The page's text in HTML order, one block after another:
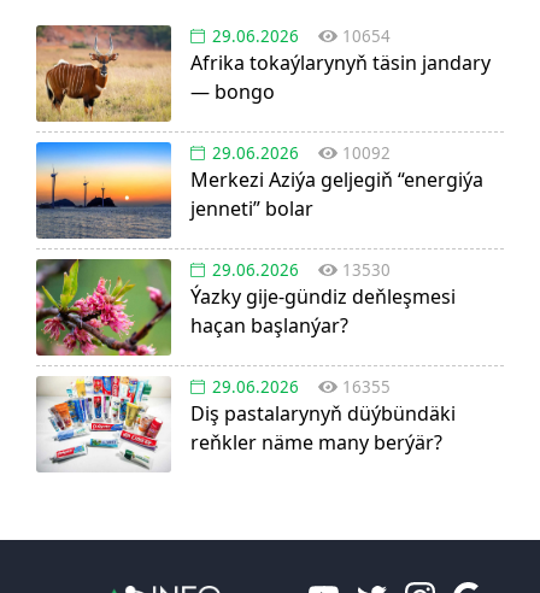
29.06.2026 10654
Afrika tokaýlarynyň täsin jandary
— bongo
29.06.2026 10092
Merkezi Aziýa geljegiň “energiýa
jenneti” bolar
29.06.2026 13530
Ýazky gije-gündiz deňleşmesi
haçan başlanýar?
29.06.2026 16355
Diş pastalarynyň düýbündäki
reňkler näme many berýär?